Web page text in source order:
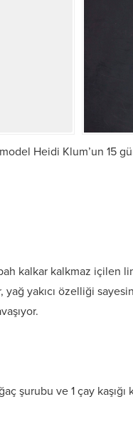
Heidi Klum’un 15
kalkar kalkmaz içilen
yağ yakıcı özelliği
şurubu ve 1 çay kaşığı